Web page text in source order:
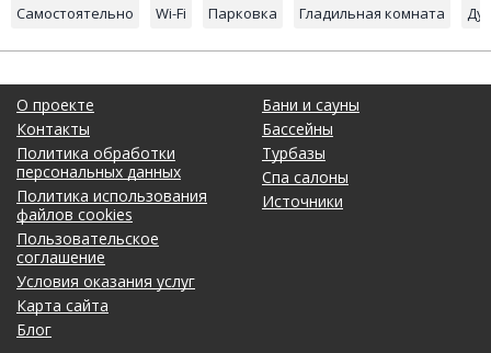
Самостоятельно Wi-Fi Парковка Гладильная комната
О проекте
Контакты
Политика обработки
персональных данных
Политика использования
файлов cookies
Пользовательское
соглашение
Условия оказания услуг
Карта сайта
Блог
Бани и сауны
Бассейны
Турбазы
Спа салоны
Источники